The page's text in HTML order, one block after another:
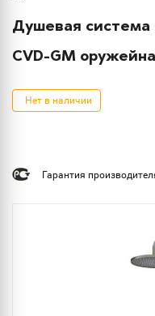
Душевая система
CVD-GM
Нет в наличии
Гарантия